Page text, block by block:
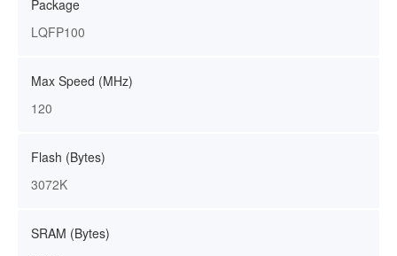
Package
LQFP100
Max Speed (MHz)
120
Flash (Bytes)
3072K
SRAM (Bytes)